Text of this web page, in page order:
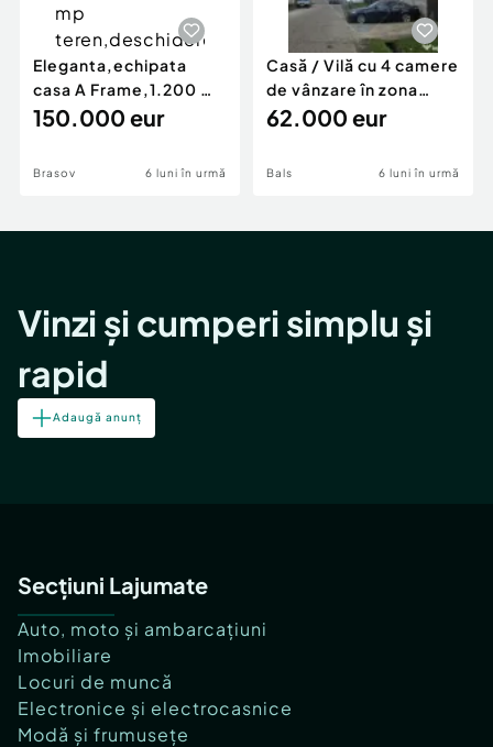
Eleganta,echipata
casa A Frame,1.200 mp
teren,deschidere Pia
150.000 eur
Brasov 6 luni în urmă
Casă / Vilă cu 4 camere
de vânzare în zona
Periferie
62.000 eur
Bals 6 luni în urmă
Vinzi și cumperi simplu și
rapid
Adaugă anunț
Secțiuni Lajumate
Auto, moto și ambarcațiuni
Imobiliare
Locuri de muncă
Electronice și electrocasnice
Modă și frumusețe